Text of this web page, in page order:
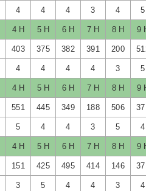
4 4 4 3 4 5
4 H 5 H 6 H 7 H 8 H 9
403 375 382 391 200
4 4 4 4 3 5
4 H 5 H 6 H 7 H 8 H 9
551 445 349 188 506
5 4 4 3 5 4
4 H 5 H 6 H 7 H 8 H 9
151 425 495 414 146
3 5 4 4 3 4